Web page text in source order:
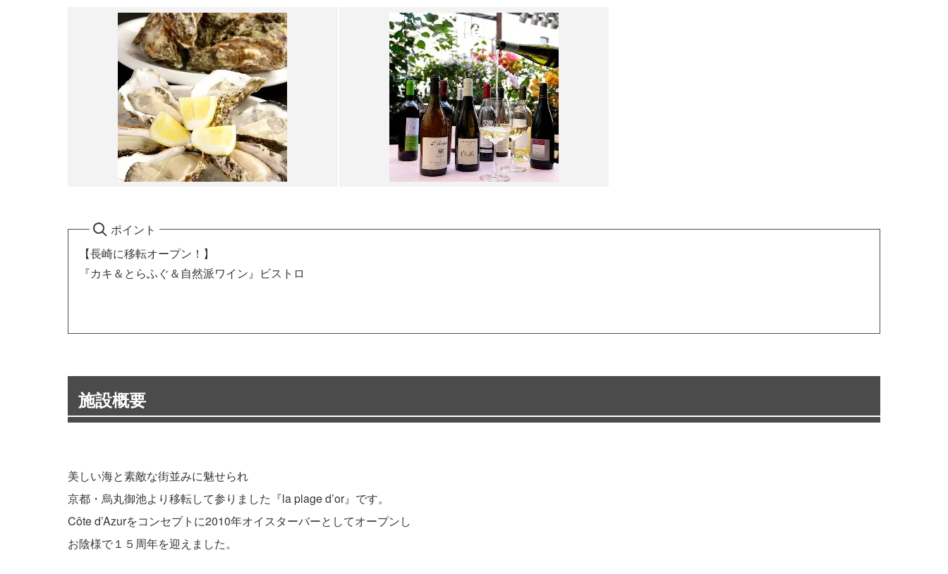
ポイント
【長崎に移転オープン！】
『カキ＆とらふぐ＆自然派ワイン』ビストロ
施設概要
美しい海と素敵な街並みに魅せられ
京都・烏丸御池より移転して参りました『la plage d’or』です。
Côte d’Azurをコンセプトに2010年オイスターバーとしてオープンし
お陰様で１５周年を迎えました。